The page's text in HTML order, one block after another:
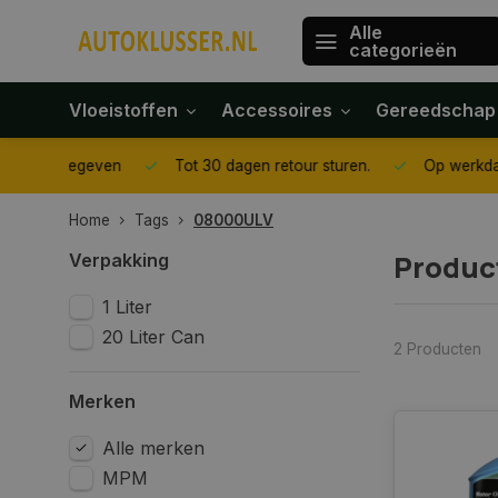
Alle
categorieën
Vloeistoffen Accessoires Gereedschap
Tot 30 dagen retour sturen. Op werkdagen voor
Home Tags 08000ULV
Verpakking
1 Liter
20 Liter Can
Merken
Alle merken
MPM
2 Producten